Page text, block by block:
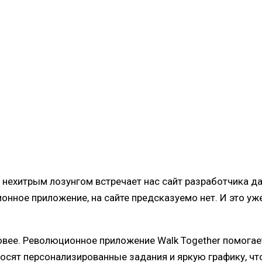
лозунгом встречает нас сайт разработчика
приложение, на сайте предсказуемо нет. И это
Революционное приложение Walk Together
персонализированные задания и яркую графику,